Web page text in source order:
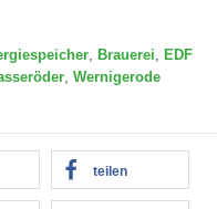
, Brauerei, EDF
, Wernigerode
teilen